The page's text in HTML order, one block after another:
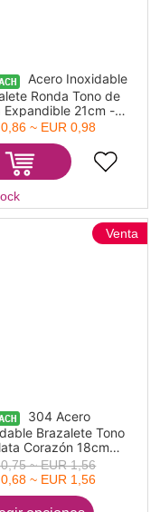
Acero Inoxidable
Ronda Tono de
Expandible 21cm -
longitud, 1 Unidad
~ EUR 0,98
304 Acero
Brazalete Tono
Corazón 18cm
1 Unidad
Venta
~ EUR 1,56
~ EUR 1,56